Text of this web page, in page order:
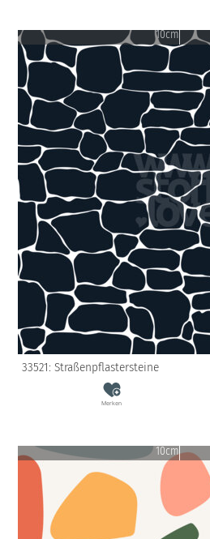
10cm
33521: Straßenpflastersteine
Merken
10cm